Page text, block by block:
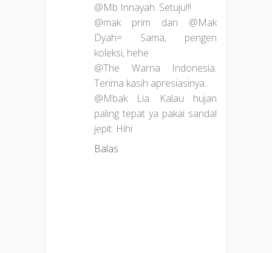
@Mb Innayah. Setuju!!!
@mak prim dan @Mak
Dyah= Sama, pengen
koleksi, hehe
@The Warna Indonesia.
Terima kasih apresiasinya..
@Mbak Lia. Kalau hujan
paling tepat ya pakai sandal
jepit. Hihi
Balas